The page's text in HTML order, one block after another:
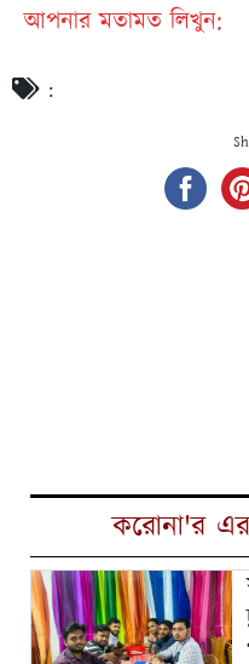
আপনার মতামত লিখুন:
:
করোনা'র